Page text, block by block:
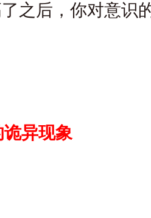
之后，你对意识
异现象